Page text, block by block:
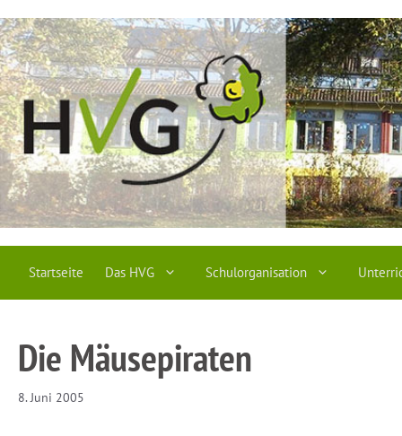
Inhalt
springen
Startseite Das HVG Schulorganisation
Die Mäusepiraten
8. Juni 2005